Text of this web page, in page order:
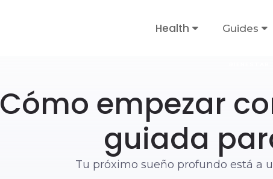
Health Guides
Cómo empezar
guiada
Tu próximo sueño profundo está a